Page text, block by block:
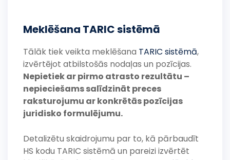
Meklēšana TARIC sistēmā
Tālāk tiek veikta meklēšana TARIC sistēmā,
izvērtējot atbilstošās nodaļas un pozīcijas.
Nepietiek ar pirmo atrasto rezultātu –
nepieciešams salīdzināt preces
raksturojumu ar konkrētās pozīcijas
juridisko formulējumu.
Detalizētu skaidrojumu par to, kā pārbaudīt
HS kodu TARIC sistēmā un pareizi izvērtēt